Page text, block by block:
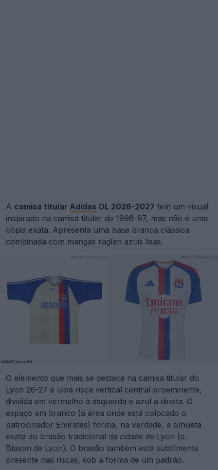
A camisa titular Adidas OL 2026-2027 tem um visual
inspirado na camisa titular de 1996-97, mas não é uma
cópia exata. Apresenta uma base branca clássica
combinada com mangas raglan azuis lisas.
O elemento que mais se destaca na camisa titular do
Lyon 26-27 é uma risca vertical central proeminente,
dividida em vermelho à esquerda e azul à direita. O
espaço em branco (a área onde está colocado o
patrocinador Emirates) forma, na verdade, a silhueta
exata do brasão tradicional da cidade de Lyon (o
Blason de Lyon). O brasão também está subtilmente
presente nas riscas, sob a forma de um padrão.